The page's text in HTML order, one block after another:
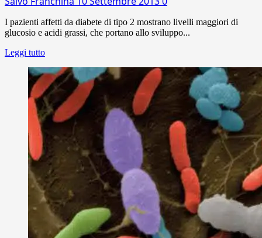
I pazienti affetti da diabete di tipo 2 mostrano livelli maggiori di
glucosio e acidi grassi, che portano allo sviluppo...
Leggi tutto